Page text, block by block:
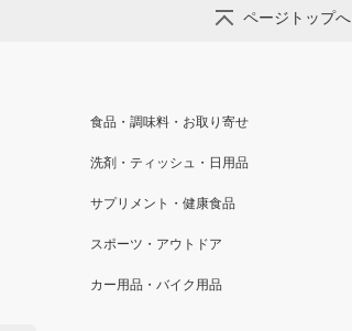
ページトップへ
食品・調味料・お取り寄せ
洗剤・ティッシュ・日用品
サプリメント・健康食品
スポーツ・アウトドア
カー用品・バイク用品